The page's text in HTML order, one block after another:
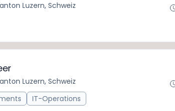
Luzern, Schweiz
Luzern, Schweiz
IT-Operations